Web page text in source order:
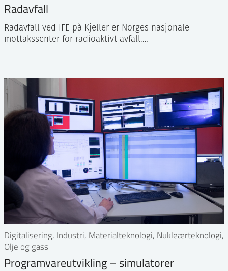
Radavfall
Radavfall ved IFE på Kjeller er Norges nasjonale
mottakssenter for radioaktivt avfall.…
Digitalisering, Industri, Materialteknologi, Nukleærteknologi,
Olje og gass
Programvareutvikling – simulatorer